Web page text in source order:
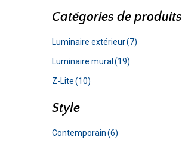
Catégories de produits
Luminaire extérieur(7)
Luminaire mural (19)
Z-Lite(10)
Style
Contemporain(6)